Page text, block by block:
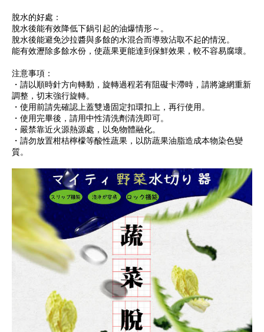
脫水的好處：
脫水後能有效降低下鍋引起的油爆情形～。
脫水後能避免沙拉醬與多餘的水混合而導致沾取不起的情況。
能有效瀝除多餘水份，使蔬果更能達到保鮮效果，較不容易腐壞。
注意事項：
・請以順時針方向轉動，旋轉過程若有阻礙卡滯時，請將濾網重新
調整，切末強行旋轉。
・使用前請先確認上蓋雙邊固定扣環扣上，再行使用。
・使用完畢後，請用中性清洗劑清洗即可。
・嚴禁靠近火源熱源處，以免物體融化。
・請勿放置柑桔檸檬等酸性蔬果，以防蔬果油脂造成本物染色變
質。